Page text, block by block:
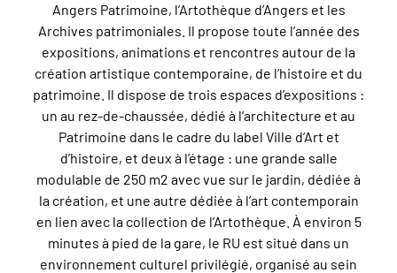
Angers Patrimoine, l’Artothèque d’Angers et les
Archives patrimoniales. Il propose toute l’année des
expositions, animations et rencontres autour de la
création artistique contemporaine, de l’histoire et du
patrimoine. Il dispose de trois espaces d’expositions :
un au rez-de-chaussée, dédié à l’architecture et au
Patrimoine dans le cadre du label Ville d’Art et
d’histoire, et deux à l’étage : une grande salle
modulable de 250 m2 avec vue sur le jardin, dédiée à
la création, et une autre dédiée à l’art contemporain
en lien avec la collection de l’Artothèque. À environ 5
minutes à pied de la gare, le RU est situé dans un
environnement culturel privilégié, organisé au sein